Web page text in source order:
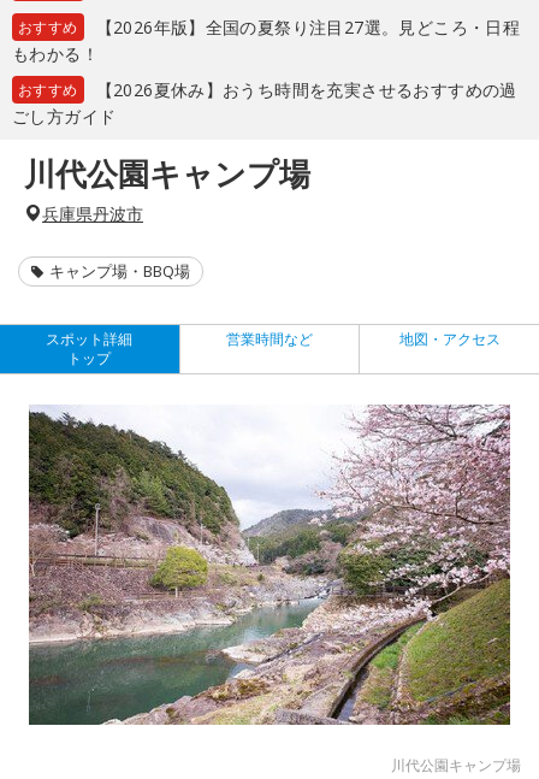
おすすめ
【2026年版】全国の夏祭り注目27選。見どころ・日程
もわかる！
おすすめ
【2026夏休み】おうち時間を充実させるおすすめの過
ごし方ガイド
川代公園キャンプ場
兵庫県丹波市
キャンプ場・BBQ場
スポット詳細
トップ
営業時間など 地図・アクセス
川代公園キャンプ場